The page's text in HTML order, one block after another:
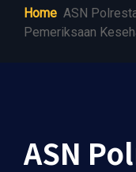
Home ASN
Pemeriksaan
ASN